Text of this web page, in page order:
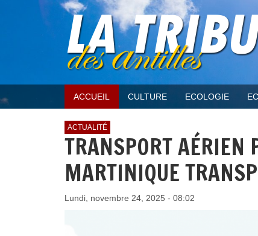
ACCUEIL CULTURE ECOLOGIE
ACTUALITÉ
TRANSPORT AÉRIEN
MARTINIQUE
Lundi, novembre 24, 2025 - 08:02